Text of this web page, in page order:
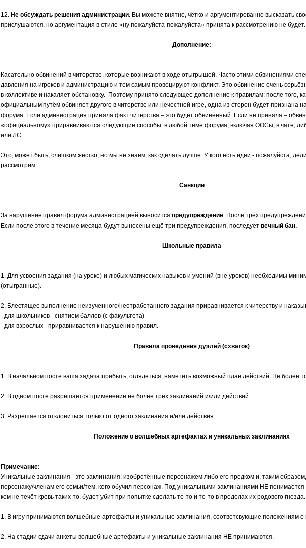
12. Не обсуждать решения администрации. Вы можете внятно, чётко и аргументированно высказать
прислушаются, но аргументация в стиле «ну пожалуйста-пожалуйста» принята к рассмотрению не будет.
Дополнение:
Касательно обвинений в читерстве, которые возникают в ходе отыгрышей. Часто этими обвинениями
давления на игроков и администрацию и тем самым провоцируют конфликт. Это обвинение очень
в коллективе и накаляет обстановку. Поэтому принято следующее дополнение к правилам: после того,
официальным путём обвиняет другого в читерстве или нечестной игре, одна из сторон будет признана
форума. Если администрация приняла факт читерства – это будет обвинённый. Если не приняла –
«официальному» приравниваются следующие способы: в любой теме форума, включая ООСы, в чате,
или ЛС.
Это, может быть, слишком жёстко, но мы не знаем, как сделать лучше. У кого есть идеи - пожалуйста,
рассмотрим.
Санкции
За нарушение правил форума администрацией выносится предупреждение. После трёх
Если после этого в течение месяца будут вынесены ещё три предупреждения, последует вечный бан.
Школьные правила
1. Для усвоения задания (на уроке) и любых магических навыков и умений (вне уроков) необходимы
(отыгранные).
2. Блестящее выполнение неизученного/неотработанного задания приравнивается к читерству и
- для школьников - снятием баллов (с факультета)
- для взрослых - приравнивается к нарушению правил.
Правила проведения дуэлей (схваток)
1. В начальном посте ваша задача прибыть, оглядеться, наметить возможный план действий. Не более
2. В одном посте разрешается применение не более трёх заклинаний и/или действий
3. Разрешается отклониться только от одного заклинания и/или действия.
Положение о волшебных артефактах и уникальных заклинаниях
Примечание:
Уникальные заклинания - это заклинания, изобретённые персонажем либо его предком и, таким
персонажу/членам его семьи/тем, кого обучил персонаж. Под уникальными заклинаниями НЕ
ком не течёт кровь таких-то, будет убит при попытке сделать то-то и то-то в пределах их родового
1. В игру принимаются волшебные артефакты и уникальные заклинания, соответсвующие положениям
2. На стадии сдачи анкеты волшебные артефакты и уникальные заклинания НЕ принимаются.